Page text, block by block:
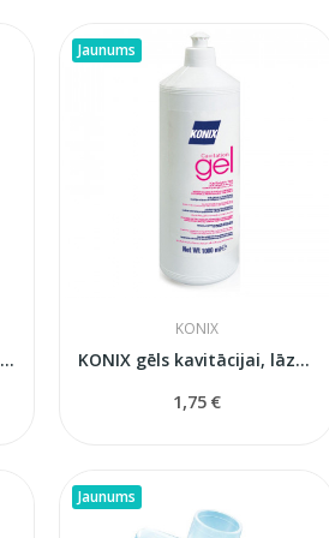
Oriģinālie maināmi uzgaļi Oclean P1C5...
Jaunums
KONIX
KONIX gēls kavitācijai, lāzeram un IPL — 250 ml...
1,75 €
Jaunums